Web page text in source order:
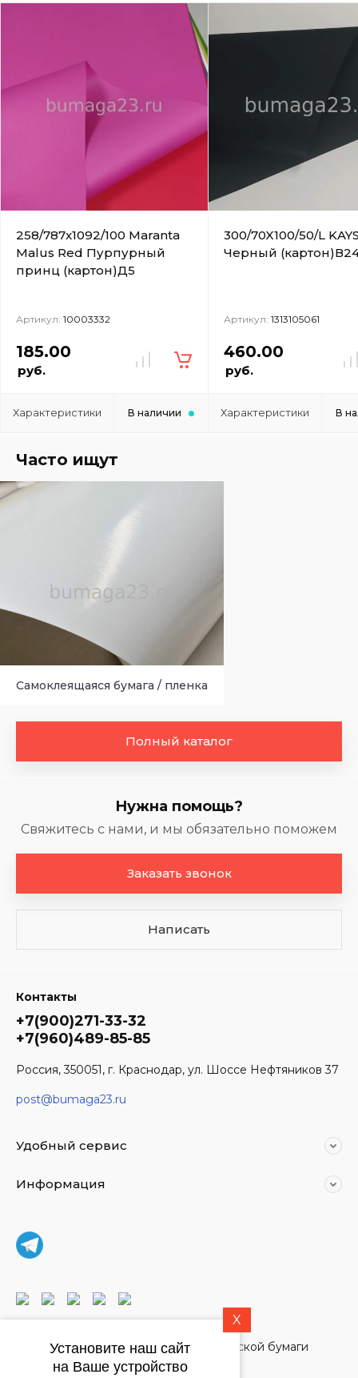
258/787x1092/100 Maranta
Malus Red Пурпурный
принц (картон)Д5
Артикул: 10003332
185.00
руб.
Характеристики В наличии
300/70X100/50/L
Черный
Артикул: 1313105061
460.00
руб.
Характеристики В
Часто ищут
Самоклеящаяся бумага / пленка
Полный каталог
Нужна помощь?
Свяжитесь с нами, и мы обязательно поможем
Заказать звонок
Написать
Контакты
+7(900)271-33-32
+7(960)489-85-85
Россия, 350051, г. Краснодар, ул. Шоссе Нефтяников 37
post@bumaga23.ru
Удобный сервис
Информация
© 2021 - 2026 Магазин дизайнерской бумаги
X
Установите наш сайт
на Ваше устройство